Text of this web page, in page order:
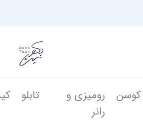
کوسن
رومیزی و
رانر
تابلو